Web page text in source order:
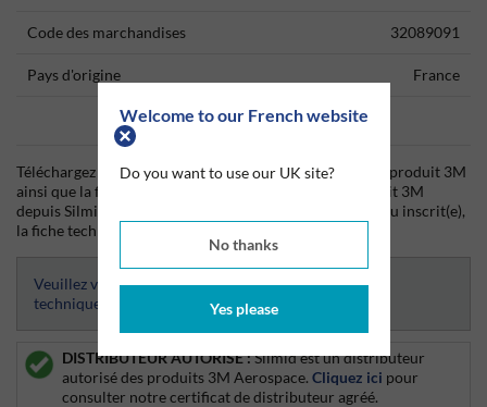
Welcome to our French website
Do you want to use our UK site?
No thanks
Yes please
Code des marchandises 32089091
Pays d'origine France
Data Sheets
Téléchargez dès aujourd'hui la fiche technique (TDS) du produit 3M
ainsi que la fiche de données de sécurité (SDS) du produit 3M
depuis Silmid. Une fois que vous vous êtes connecté(e) ou inscrit(e),
la fiche technique sera visible et téléchargeable.
Veuillez vous connecter afin d’avoir accès aux fiches
techniques
DISTRIBUTEUR AUTORISE :Silmid est un distributeur
autorisé des produits 3M Aerospace. Cliquez ici pour
consulter notre certificat de distributeur agréé.